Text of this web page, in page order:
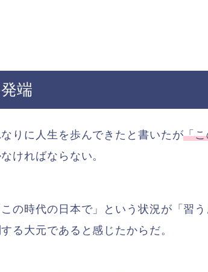
端
りに人生を歩んできたと書いたが「
ければならない。
の時代の日本で」という状況が「習
る大元であると感じたからだ。